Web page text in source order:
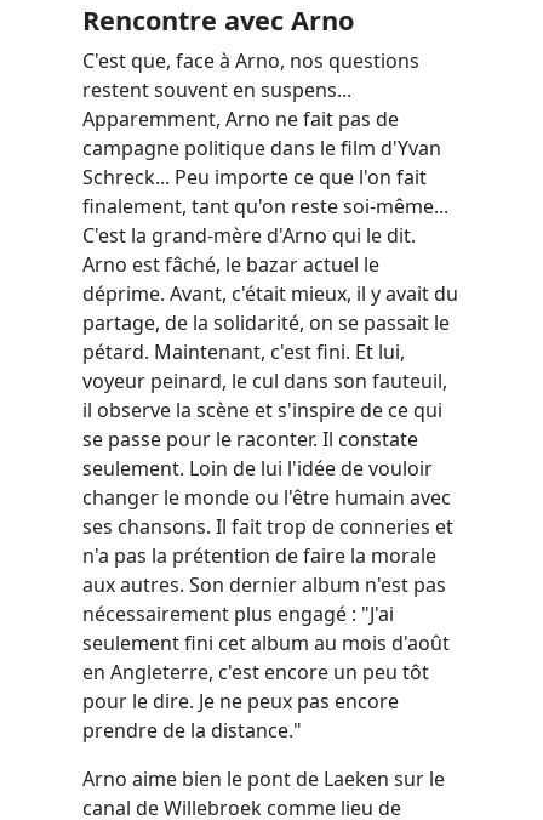
Rencontre avec Arno
C'est que, face à Arno, nos questions
restent souvent en suspens...
Apparemment, Arno ne fait pas de
campagne politique dans le film d'Yvan
Schreck... Peu importe ce que l'on fait
finalement, tant qu'on reste soi-même...
C'est la grand-mère d'Arno qui le dit.
Arno est fâché, le bazar actuel le
déprime. Avant, c'était mieux, il y avait du
partage, de la solidarité, on se passait le
pétard. Maintenant, c'est fini. Et lui,
voyeur peinard, le cul dans son fauteuil,
il observe la scène et s'inspire de ce qui
se passe pour le raconter. Il constate
seulement. Loin de lui l'idée de vouloir
changer le monde ou l'être humain avec
ses chansons. Il fait trop de conneries et
n'a pas la prétention de faire la morale
aux autres. Son dernier album n'est pas
nécessairement plus engagé : "J'ai
seulement fini cet album au mois d'août
en Angleterre, c'est encore un peu tôt
pour le dire. Je ne peux pas encore
prendre de la distance."
Arno aime bien le pont de Laeken sur le
canal de Willebroek comme lieu de